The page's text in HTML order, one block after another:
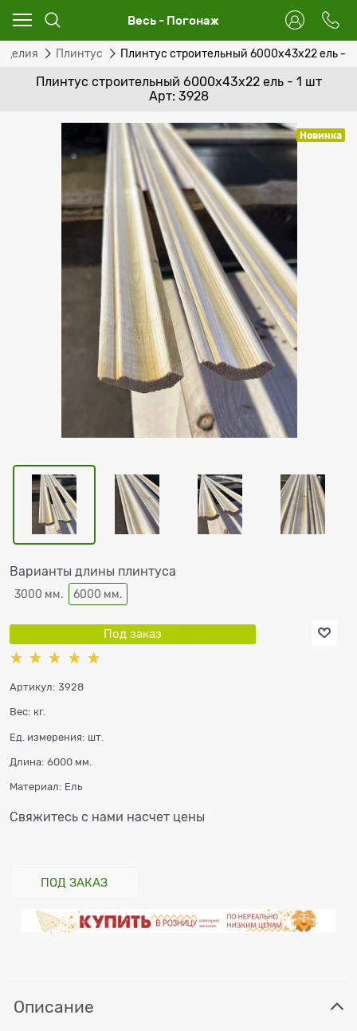
Весь - Погонаж
Плинтус Плинтус строительный 6000x43х22 ель - 1
Плинтус строительный 6000x43х22 ель - 1 шт
Арт: 3928
Новинка
Варианты длины плинтуса
3000 мм. 6000 мм.
Под заказ
Артикул: 3928
Вес: кг.
Ед. измерения: шт.
Длина: 6000 мм.
Материал: Ель
Свяжитесь с нами насчет цены
ПОД ЗАКАЗ
Описание